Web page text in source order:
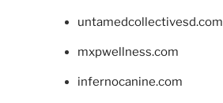
untamedcollectivesd.com
mxpwellness.com
infernocanine.com